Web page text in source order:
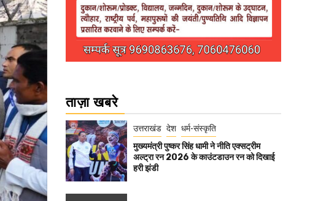
ताज़ा खबरे
उत्तराखंड देश धर्म-संस्कृति
मुख्यमंत्री पुष्कर सिंह धामी ने नीति एक्सट्रीम
अल्ट्रा रन 2026 के काउंटडाउन रन को दिखाई
हरी झंडी